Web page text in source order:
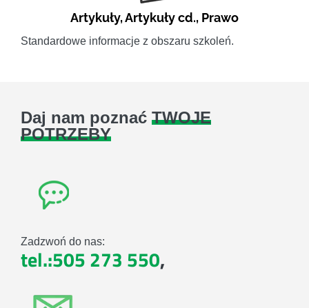
Artykuły,Artykuły cd., Prawo
Standardowe informacje z obszaru szkoleń.
Daj nam poznać TWOJE
POTRZEBY
Zadzwoń do nas:
tel.:505 273 550,